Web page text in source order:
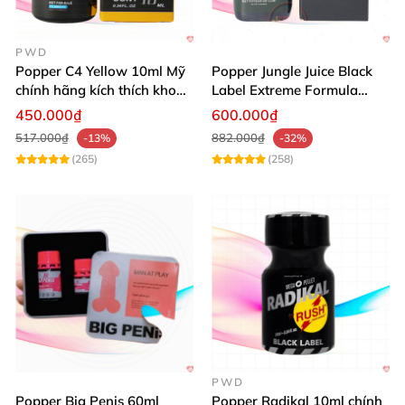
PWD
Popper C4 Yellow 10ml Mỹ
chính hãng kích thích khoái
cảm
450.000₫
517.000₫
-13%
(265)
Popper Jungle Juice Black
Label Extreme Formula
30ml
600.000₫
882.000₫
-32%
(258)
Popper Big Penis 60ml
PWD
Popper Radikal 10ml chính